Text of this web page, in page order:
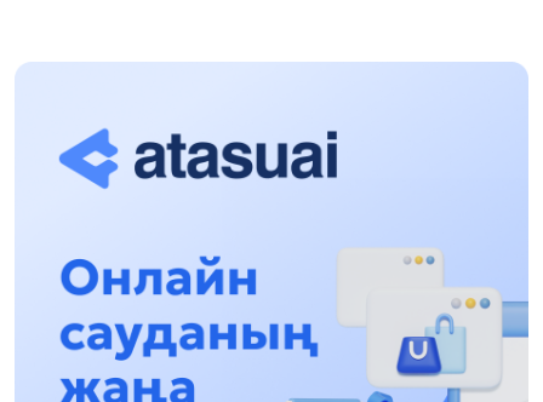
Halyqaralyq «Formýla-1 H2O» jarysyn Qonaev
13:13, 30 Shilde 2026
12:01, 28 Shilde 2026
Abzal Dostıar: Dýman Muhametkárimdi Almaty
túrmesine aýystyrýy múmkin